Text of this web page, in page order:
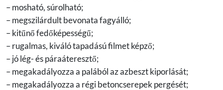
– mosható, súrolható;
– megszilárdult bevonata fagyálló;
– kitűnő fedőképességű;
– rugalmas, kiváló tapadású filmet képző;
– jó lég- és páraáteresztő;
– megakadályozza a palából az azbeszt kiporlását;
– megakadályozza a régi betoncserepek pergését;